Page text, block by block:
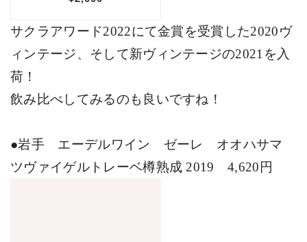
サクラアワード2022にて金賞を受賞した2020ヴ
ィンテージ、そして新ヴィンテージの2021 を入
荷！
飲み比べしてみるのも良いですね！
●岩手 エーデルワイン ゼーレ オオハサマ
ツヴァイゲルトレーベ樽熟成 2019 4,620円